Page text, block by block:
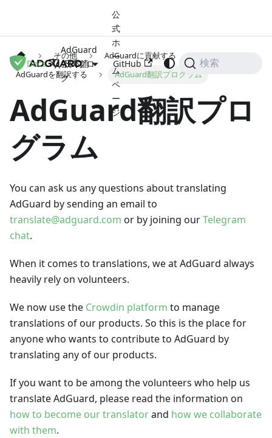
Docs
AdGuard
公式ブロ
グ
公
式
ホ
ー
ム
ペ
ー
ジ
日本語 GitHub 検索
その他
AdGuardに貢献する
AdGuardを翻訳する
AdGuard翻訳プログラム
AdGuard翻訳プロ
グラム
You can ask us any questions about translating
AdGuard by sending an email to
translate@adguard.com or by joining ourTelegram
chat.
When it comes to translations, we at AdGuard always
heavily rely on volunteers.
We now use the Crowdin platform to manage
translations of our products. So this is the place for
anyone who wants to contribute to AdGuard by
translating any of our products.
If you want to be among the volunteers who help us
translate AdGuard, please read the information on
how to become our translatorand how we collaborate
with them.